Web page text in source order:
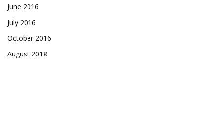
June 2016
July 2016
October 2016
August 2018